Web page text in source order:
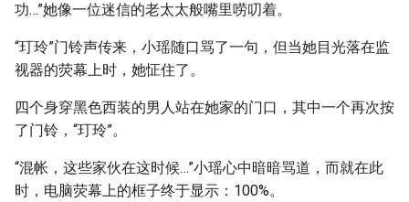
功…”她像一位迷信的老太太般嘴里唠叨着。
“玎玲”门铃声传来，小瑶随口骂了一句，但当她目光落在监
视器的荧幕上时，她怔住了。
四个身穿黑色西装的男人站在她家的门口，其中一个再次按
了门铃，“玎玲”。
“混帐，这些家伙在这时候…”小瑶心中暗暗骂道，而就在此
时，电脑荧幕上的框子终于显示：100%。